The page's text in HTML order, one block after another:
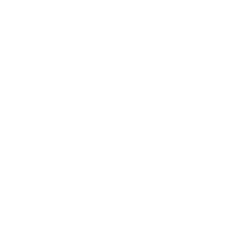
ご意見・